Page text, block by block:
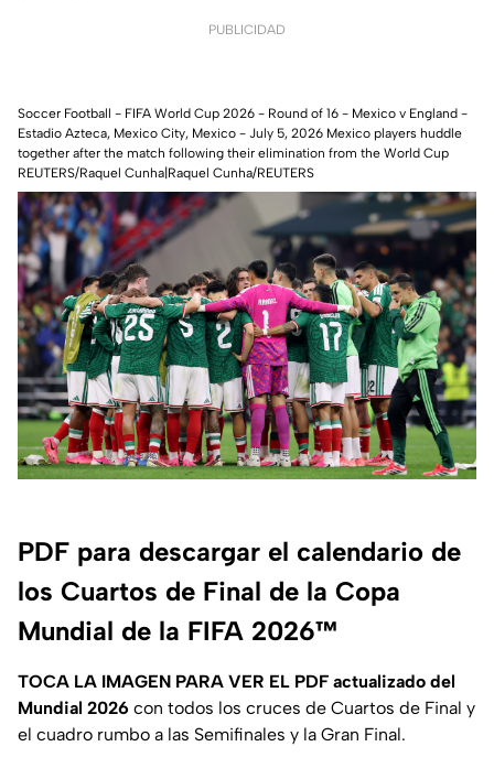
PUBLICIDAD
Soccer Football - FIFA World Cup 2026 - Round of 16 - Mexico v England -
Estadio Azteca, Mexico City, Mexico - July 5, 2026 Mexico players huddle
together after the match following their elimination from the World Cup
REUTERS/Raquel Cunha|Raquel Cunha/REUTERS
PDF para descargar el calendario de
los Cuartos de Final de la Copa
Mundial de la FIFA 2026™
TOCA LA IMAGEN PARA VER EL PDF actualizado del
Mundial 2026 con todos los cruces de Cuartos de Final y
el cuadro rumbo a las Semifinales y la Gran Final.